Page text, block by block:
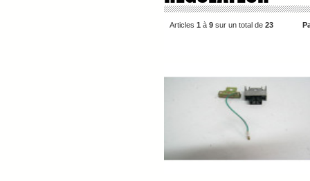
Articles 1 à 9 sur un total de 23